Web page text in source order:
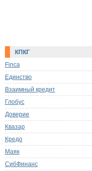
КПКГ
Finca
Единство
Взаимный кредит
Глобус
Доверие
Квазар
Кредо
Маяк
СибФинанс